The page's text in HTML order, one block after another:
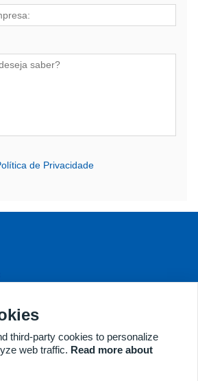
de Privacidade
Medical Equipment Co.,LTD. Endereço
third-party cookies to personalize
web traffic. Read more about